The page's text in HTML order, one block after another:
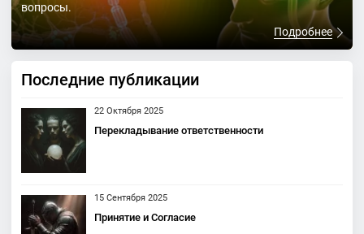
вопросы.
Подробнее
Последние публикации
22 Октября 2025
Перекладывание ответственности
15 Сентября 2025
Принятие и Согласие